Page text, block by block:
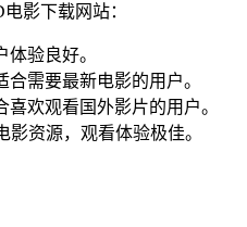
影下载网站：
验良好。
需要最新电影的用户。
欢观看国外影片的用户。
影资源，观看体验极佳。